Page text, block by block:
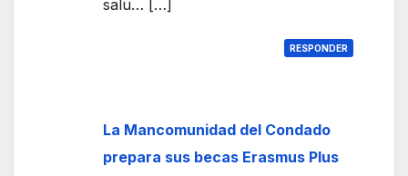
salu… […]
RESPONDER
La Mancomunidad del Condado
prepara sus becas Erasmus Plus